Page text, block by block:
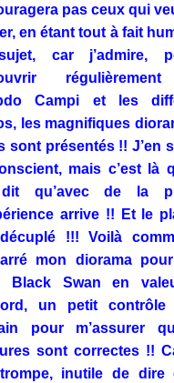
pas ceux qui
en étant tout à fait
car j’admire,
Campi et les
les magnifiques
sont présentés !! J’en
mais c’est là
qu’avec de la
arrive !! Et le
!!! Voilà
mon diorama
Black Swan en
un petit contrôle
pour m’assurer
sont correctes !!
inutile de dire